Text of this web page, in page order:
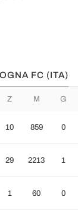
FC (ITA)
Z M G
10 859 0
29 2213 1
1 60 0